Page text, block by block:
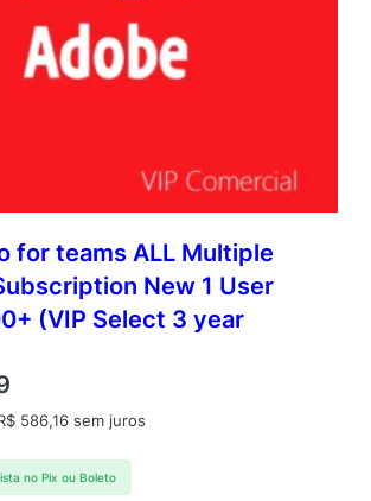
for teams ALL Multiple
New 1 User
(VIP Select 3 year
586,16 sem juros
no Pix ou Boleto